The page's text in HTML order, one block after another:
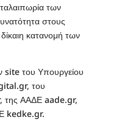
των
στους
κατανομή των
site του Υπουργείου
του
της ΑΑΔΕ aade.gr,
kedke.gr.